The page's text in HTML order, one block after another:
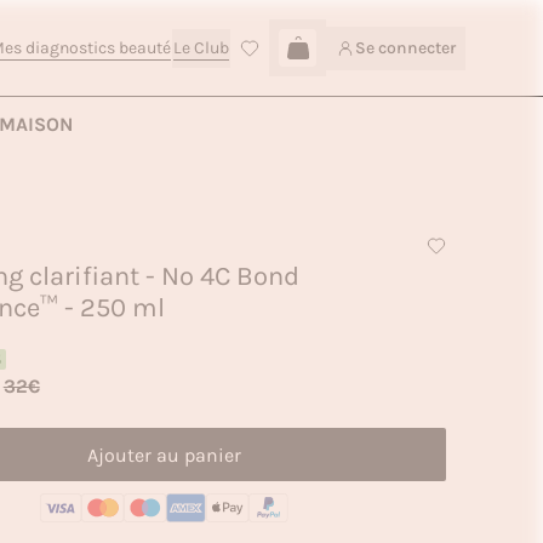
diagnostics beautéLe Club Se connecter
Connexion
MAISON
clarifiant - Nº 4C Bond
- 250 ml
32€
Ajouter au panier
Ajouter au panier — 21,90€